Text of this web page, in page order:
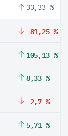
33,33 %
-81,25 %
105,13 %
8,33 %
-2,7 %
5,71 %